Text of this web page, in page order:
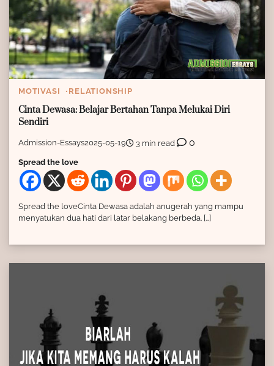
MOTIVASI RELATIONSHIP
Cinta Dewasa: Belajar Bertahan Tanpa Melukai Diri
Sendiri
Admission-Essays2025-05-19 3 min read 0
Spread the love
Spread the loveCinta Dewasa adalah anugerah yang mampu
menyatukan dua hati dari latar belakang berbeda. […]